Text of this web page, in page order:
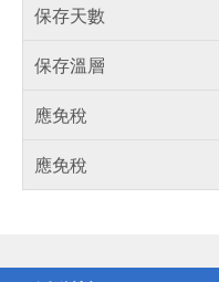
保存天數
保存溫層
應免稅
應免稅
得獎公告